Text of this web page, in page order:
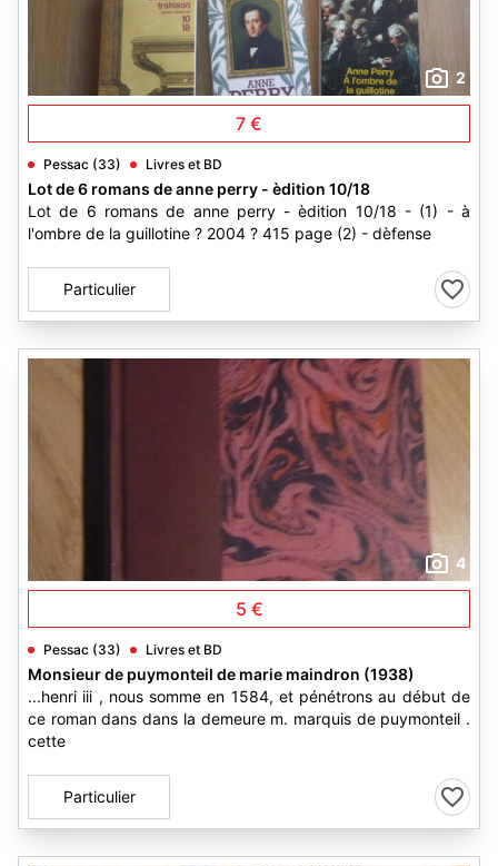
2
7 €
Pessac (33) Livres et BD
Lot de 6 romans de anne perry - èdition 10/18
Lot de 6 romans de anne perry - èdition 10/18 - (1) - à
l'ombre de la guillotine ? 2004 ? 415 page (2) - dèfense
Particulier
4
5 €
Pessac (33) Livres et BD
Monsieur de puymonteil de marie maindron (1938)
...henri iii , nous somme en 1584, et pénétrons au début de
ce roman dans dans la demeure m. marquis de puymonteil .
cette
Particulier